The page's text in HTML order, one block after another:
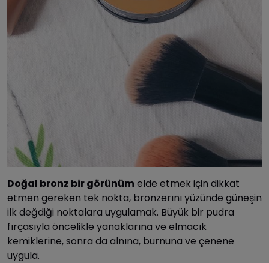
Doğal bronz bir görünümelde etmek için dikkat
etmen gereken tek nokta, bronzerını yüzünde güneşin
ilk değdiği noktalara uygulamak. Büyük bir pudra
fırçasıyla öncelikle yanaklarına ve elmacık
kemiklerine, sonra da alnına, burnuna ve çenene
uygula.